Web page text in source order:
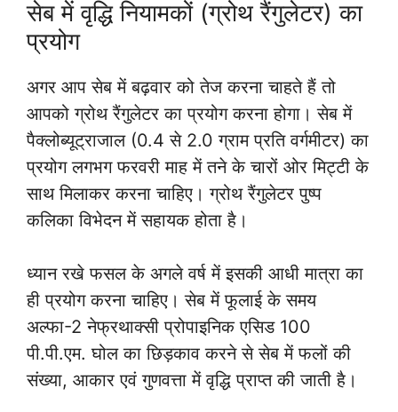
सेब में वृद्धि नियामकों (ग्रोथ रैंगुलेटर) का
प्रयोग
अगर आप सेब में बढ़वार को तेज करना चाहते हैं तो
आपको ग्रोथ रैंगुलेटर का प्रयोग करना होगा। सेब में
पैक्लोब्यूट्राजाल (0.4 से 2.0 ग्राम प्रति वर्गमीटर) का
प्रयोग लगभग फरवरी माह में तने के चारों ओर मिट्टी के
साथ मिलाकर करना चाहिए। ग्रोथ रैंगुलेटर पुष्प
कलिका विभेदन में सहायक होता है।
ध्यान रखे फसल के अगले वर्ष में इसकी आधी मात्रा का
ही प्रयोग करना चाहिए। सेब में फूलाई के समय
अल्फा-2 नेफ्रथाक्सी प्रोपाइनिक एसिड 100
पी.पी.एम. घोल का छिड़काव करने से सेब में फलों की
संख्या, आकार एवं गुणवत्ता में वृद्धि प्राप्त की जाती है।